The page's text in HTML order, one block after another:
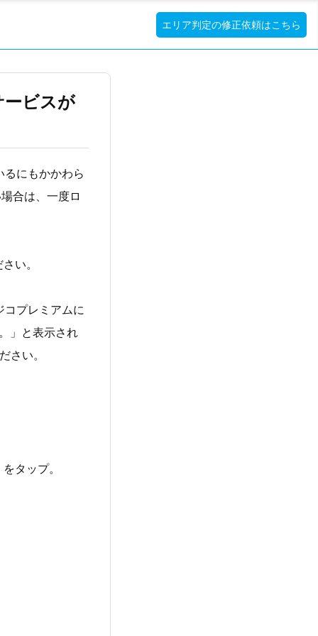
エリア判定の修正依頼はこちら
ービスが
るにもかかわら
合は、一度ロ
い。
プレミアムに
」と表示され
さい。
タップ。